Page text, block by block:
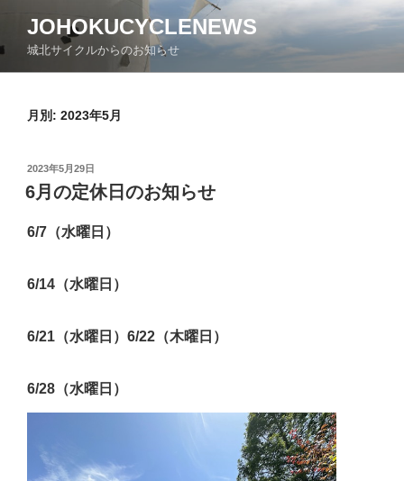
テ
ン
JOHOKUCYCLENEWS
城北サイクルからのお知らせ
月別: 2023年5月
投
稿
日:
2023年5月29日
6月の定休日のお知らせ
6/7（水曜日）
6/14（水曜日）
6/21（水曜日）6/22（木曜日）
6/28（水曜日）